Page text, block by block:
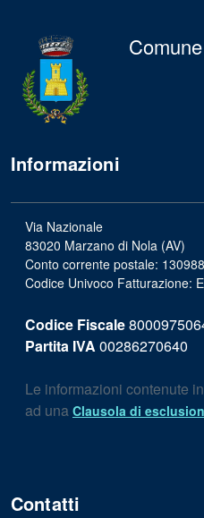
Informazioni
Via Nazionale
83020 Marzano di Nola (AV)
Conto corrente postale:
Codice Univoco Fatturazione:
Codice Fiscale
Partita IVA 00286270640
Le informazioni contenute
ad una Clausola di
Contatti